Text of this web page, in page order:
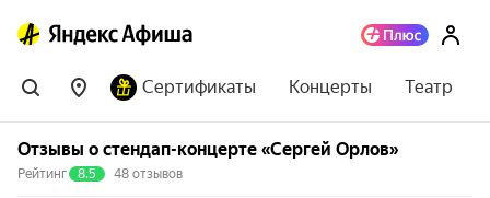
Сертификаты Концерты Театр
Отзывы о стендап-концерте «Сергей Орлов»
Рейтинг 8.5 48 отзывов